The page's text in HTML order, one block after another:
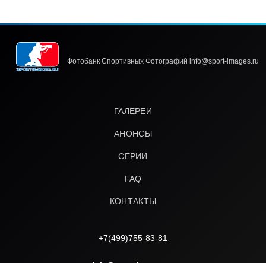
Фотобанк Спортивных Фотографий info@sport-images.ru
ГАЛЕРЕИ
АНОНСЫ
СЕРИИ
FAQ
КОНТАКТЫ
+7(499)755-83-81